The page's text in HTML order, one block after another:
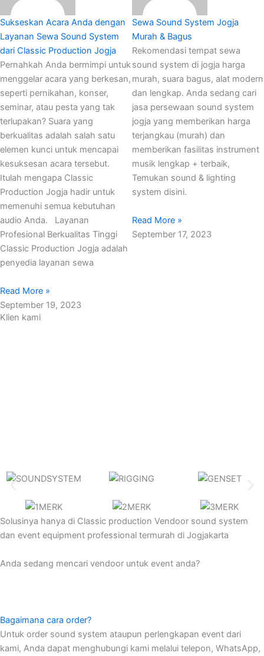
Sukseskan Acara Anda dengan
Layanan Sewa Sound System
dari Classic Production Jogja
Pernahkah Anda bermimpi untuk
menggelar acara yang berkesan,
seperti pernikahan, konser,
seminar, atau pesta yang tak
terlupakan? Suara yang
berkualitas adalah salah satu
elemen kunci untuk mencapai
kesuksesan acara tersebut.
Itulah mengapa Classic
Production Jogja hadir untuk
memenuhi semua kebutuhan
audio Anda. Layanan
Profesional Berkualitas Tinggi
Classic Production Jogja adalah
penyedia layanan sewa
Read More »
September 19, 2023
Sewa Sound System Jogja
Murah & Bagus
Rekomendasi tempat sewa
sound system di jogja harga
murah, suara bagus, alat modern
dan lengkap. Anda sedang cari
jasa persewaan sound system
jogja yang memberikan harga
terjangkau (murah) dan
memberikan fasilitas instrument
musik lengkap + terbaik,
Temukan sound & lighting
system disini.
Read More »
September 17, 2023
Klien kami
Solusinya hanya di Classic production Vendoor sound system
dan event equipment professional termurah di Jogjakarta
Anda sedang mencari vendoor untuk event anda?
Bagaimana cara order?
Untuk order sound system ataupun perlengkapan event dari
kami, Anda dapat menghubungi kami melalui telepon, WhatsApp,